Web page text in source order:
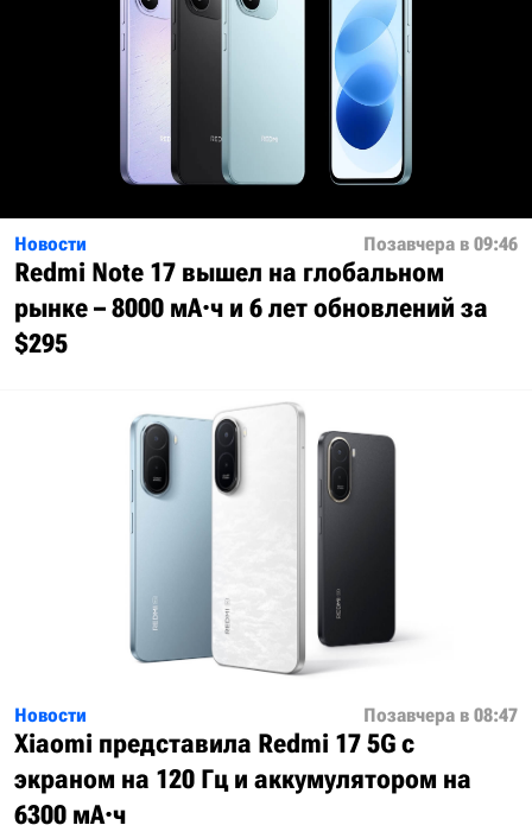
Новости Позавчера в 09:46
Redmi Note 17 вышел на глобальном
рынке – 8000 мА·ч и 6 лет обновлений за
$295
Новости Позавчера в 08:47
Xiaomi представила Redmi 17 5G с
экраном на 120 Гц и аккумулятором на
6300 мА·ч